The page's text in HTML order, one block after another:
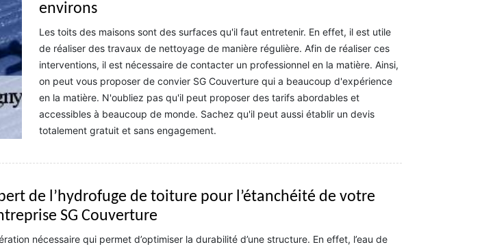
environs
Les toits des maisons sont des surfaces qu'il faut entretenir. En effet, il est utile
de réaliser des travaux de nettoyage de manière régulière. Afin de réaliser ces
interventions, il est nécessaire de contacter un professionnel en la matière. Ainsi,
on peut vous proposer de convier SG Couverture qui a beaucoup d'expérience
en la matière. N'oubliez pas qu'il peut proposer des tarifs abordables et
accessibles à beaucoup de monde. Sachez qu'il peut aussi établir un devis
totalement gratuit et sans engagement.
de l’hydrofuge de toiture pour l’étanchéité de votre
SG Couverture
nécessaire qui permet d’optimiser la durabilité d’une structure. En effet, l’eau de